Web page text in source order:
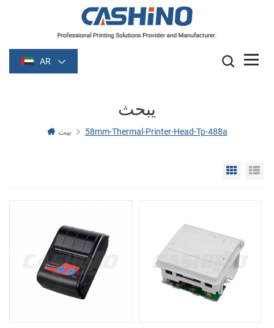
AR
يبحث
بيت 58mm-Thermal-Printer-Head-Tp-488a
Grid